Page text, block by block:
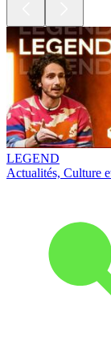
LEGEND
Actualités, Culture